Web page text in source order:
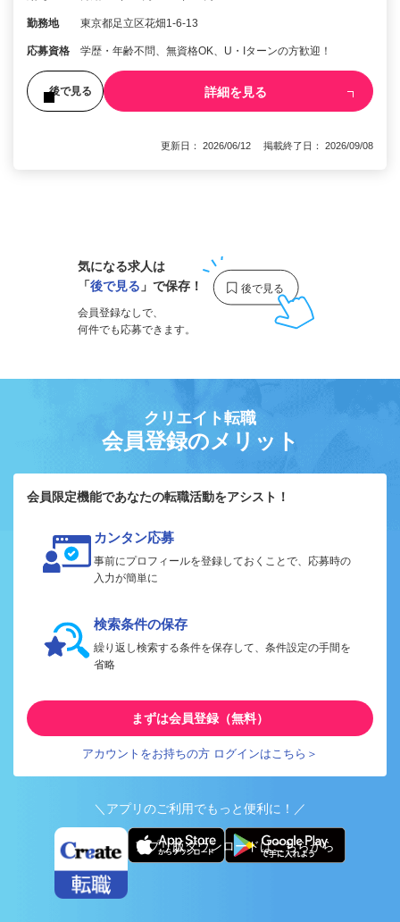
勤務地 東京都足立区花畑1-6-13
応募資格 学歴・年齢不問、無資格OK、U・Iターンの方歓迎！
後で見る 詳細を見る
更新日： 2026/06/12 掲載終了日： 2026/09/08
気になる求人は
「後で見る 」で保存！
会員登録なしで、
何件でも応募できます。
クリエイト転職
会員登録のメリット
会員限定機能であなたの転職活動をアシスト！
カンタン応募
事前にプロフィールを登録しておくことで、応募時の
入力が簡単に
検索条件の保存
繰り返し検索する条件を保存して、条件設定の手間を
省略
まずは会員登録（無料）
アカウントをお持ちの方 ログインはこちら＞
＼アプリのご利用でもっと便利に！／
アプリ版ダウンロードはこちらから